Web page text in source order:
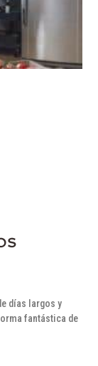
días largos y
fantástica de